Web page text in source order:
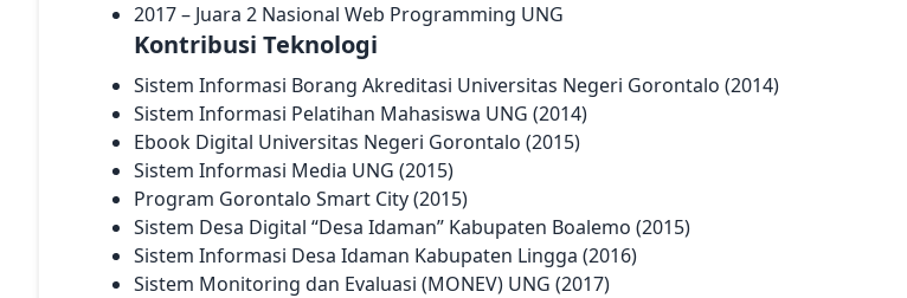
2017 – Juara 2 Nasional Web Programming UNG
Kontribusi Teknologi
Sistem Informasi Borang Akreditasi Universitas Negeri Gorontalo (2014)
Sistem Informasi Pelatihan Mahasiswa UNG (2014)
Ebook Digital Universitas Negeri Gorontalo (2015)
Sistem Informasi Media UNG (2015)
Program Gorontalo Smart City (2015)
Sistem Desa Digital “Desa Idaman” Kabupaten Boalemo (2015)
Sistem Informasi Desa Idaman Kabupaten Lingga (2016)
Sistem Monitoring dan Evaluasi (MONEV) UNG (2017)